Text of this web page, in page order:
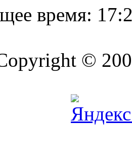
время:
©